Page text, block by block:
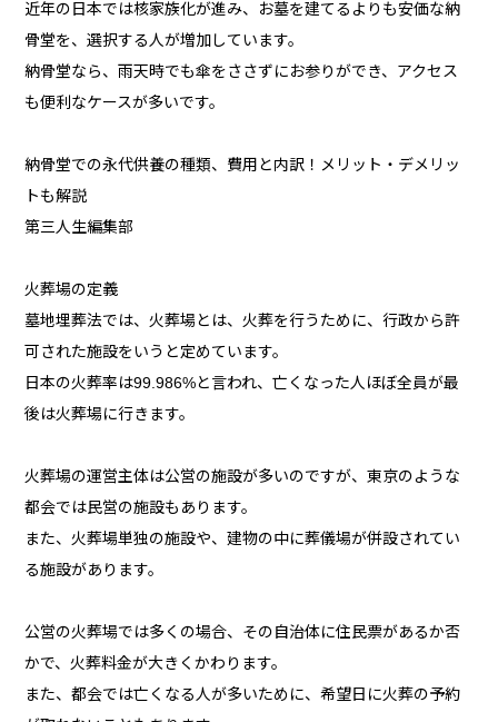
近年の日本では核家族化が進み、お墓を建てるよりも安価な納
骨堂を、選択する人が増加しています。
納骨堂なら、雨天時でも傘をささずにお参りができ、アクセス
も便利なケースが多いです。
納骨堂での永代供養の種類、費用と内訳！メリット・デメリッ
トも解説
第三人生編集部
火葬場の定義
墓地埋葬法では、火葬場とは、火葬を行うために、行政から許
可された施設をいうと定めています。
日本の火葬率は99.986%と言われ、亡くなった人ほぼ全員が最
後は火葬場に行きます。
火葬場の運営主体は公営の施設が多いのですが、東京のような
都会では民営の施設もあります。
また、火葬場単独の施設や、建物の中に葬儀場が併設されてい
る施設があります。
公営の火葬場では多くの場合、その自治体に住民票があるか否
かで、火葬料金が大きくかわります。
また、都会では亡くなる人が多いために、希望日に火葬の予約